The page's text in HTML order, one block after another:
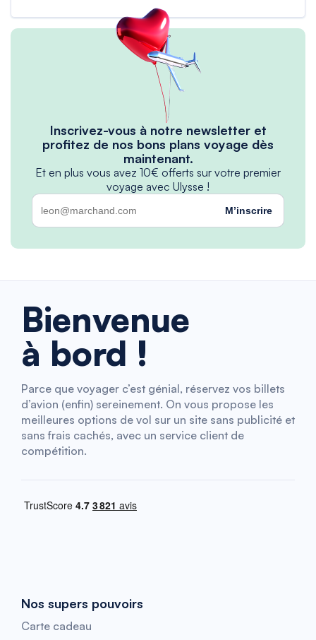
Inscrivez-vous à notre newsletter et
profitez de nos bons plans voyage dès
maintenant.
Et en plus vous avez 10€ offerts sur votre premier
voyage avec Ulysse !
M’inscrire
Bienvenue
à bord !
Parce que voyager c’est génial, réservez vos billets
d’avion (enfin) sereinement. On vous propose les
meilleures options de vol sur un site sans publicité et
sans frais cachés, avec un service client de
compétition.
Nos supers pouvoirs
Carte cadeau